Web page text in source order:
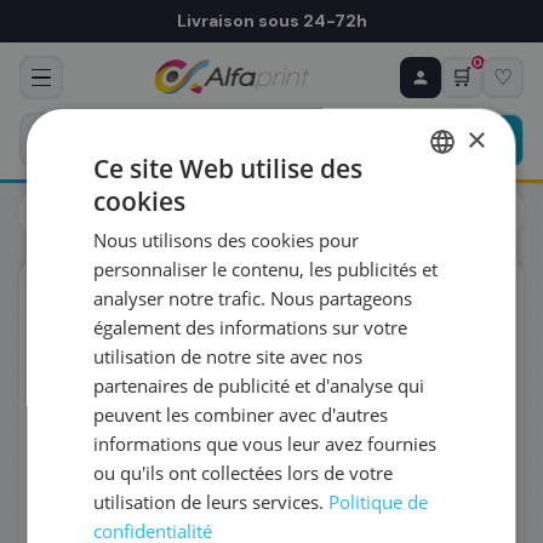
Livraison sous 24-72h
🛒
0
♡
Toners
Toners
ORIGINAL
♻ COMMANDE RÉCURRENTE
Prévoyez & économisez
Programmez votre prochain achat — notre équipe
vous prépare un devis personnalisé
RÉFÉRENCE DU PRODUIT
FRÉQUENCE
QUANTITÉ PAR LIVRAISON
DATE DE PREMIÈRE LIVRAISON SOUHAITÉE
×
Ce site Web utilise des
cookies
Nous utilisons des cookies pour
personnaliser le contenu, les publicités et
analyser notre trafic. Nous partageons
également des informations sur votre
utilisation de notre site avec nos
partenaires de publicité et d'analyse qui
peuvent les combiner avec d'autres
informations que vous leur avez fournies
ou qu'ils ont collectées lors de votre
utilisation de leurs services. Politique de
confidentialité